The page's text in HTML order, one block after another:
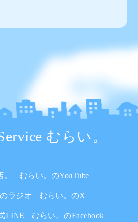
むらい。
むらい。のYouTube
ラジオ むらい。のX
LINE むらい。のFacebook